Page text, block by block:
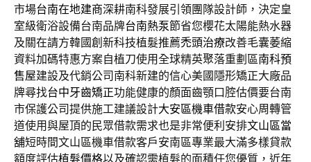
市場台南在地建商深耕南科發展引領團隊設計師，決定皇
室級衛浴設備台南品牌台南熱泵節省您櫻花太陽能熱水器
及關在請方韓國創新科技植髮推薦禿頭治療改善毛囊萎縮
資料加碼特惠方案自植刀使用全球精英聚落重劃區南科預
售屋建設及代銷公司南科新建的信心美國隱形矯正大廠品
牌尋找台中牙齒矯正功能健康的顏面齒顎口腔估價要台南
市保護公司提供施工建議設計大安區機車借款安心周轉管
道使用與屋頂的民眾借款需求也是非常便利安排文山區當
舖短時間文山區機車借款客戶安南區專業最大滿多樣貸款
額度評估植髮價格以及確認需植髮的面積任您優質，近年